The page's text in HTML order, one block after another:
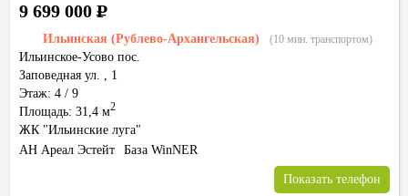
Ильинская (Рублево-Архангельская) (10 мин. транспортом)
Ильинское-Усово пос.
Заповедная ул. , 1
Этаж: 4 / 9
Площадь: 31,4 м2
ЖК "Ильинские луга"
9 699 000Р
АН Ареал Эстейт База WinNER
Показать телефон